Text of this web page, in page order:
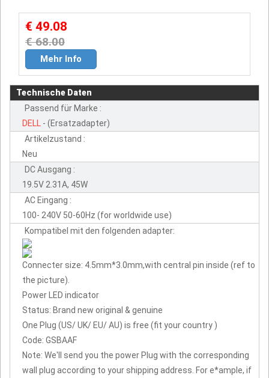
€ 49.08
€ 68.00
Mehr Info
Technische Daten
Passend für Marke :
DELL - (Ersatzadapter)
Artikelzustand :
Neu
DC Ausgang :
19.5V 2.31A, 45W
AC Eingang :
100- 240V 50-60Hz (for worldwide use)
Kompatibel mit den folgenden adapter:
Connecter size: 4.5mm*3.0mm,with central pin inside (ref to
the picture).
Power LED indicator
Status: Brand new original & genuine
One Plug (US/ UK/ EU/ AU) is free (fit your country )
Code: GSBAAF
Note: We'll send you the power Plug with the corresponding
wall plug according to your shipping address. For e*ample, if